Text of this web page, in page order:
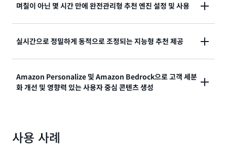
대한 수십억 사용자의 상호 작용을 학습하는 모델을 훈
련할 수 있습니다. Amazon Personalize는 최첨단 인
공 지능을 사용하여 웹 사이트, 애플리케이션, 검색 엔진,
마케팅 채널 전반에서 짧은 지연 시간으로 추천을 제공
할 수 있도록 지원합니다.
며칠이 아닌 몇 시간 만에 완전관리형 추천 엔진 설정 및 사용
라를 관리하는 Amazon Personalize를 설정할 수 있습
니다. 완전관리형 AI 기반 추천 서비스인 Amazon
모델을 통해 가치 창출 시간을 단축하므로 초개인화된
경험으로 사용자의 참여를 유도할 수 있습니다.
실시간으로 정밀하게 동적으로 조정되는 지능형 추천 제공
리케이션을 실시간으로 사용하는 방식에 맞게 조정되는
추천을 생성하는 정교한 알고리즘을 사용합니다.
정합니다.
Amazon Personalize 및 Amazon Bedrock으로 고객 세분
화 개선 및 영향력 있는 사용자 중심 콘텐츠 생성
선하고 관련성 및 참여도가 더 높은 다양한 콘텐츠를 만
사용 사례